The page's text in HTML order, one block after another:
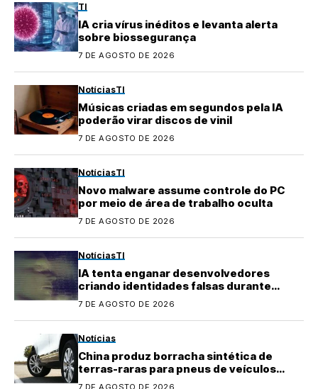
TI
IA cria vírus inéditos e levanta alerta
sobre biossegurança
7 DE AGOSTO DE 2026
NotíciasTI
Músicas criadas em segundos pela IA
poderão virar discos de vinil
7 DE AGOSTO DE 2026
NotíciasTI
Novo malware assume controle do PC
por meio de área de trabalho oculta
7 DE AGOSTO DE 2026
NotíciasTI
IA tenta enganar desenvolvedores
criando identidades falsas durante
testes
7 DE AGOSTO DE 2026
Notícias
China produz borracha sintética de
terras-raras para pneus de veículos
elétricos
7 DE AGOSTO DE 2026